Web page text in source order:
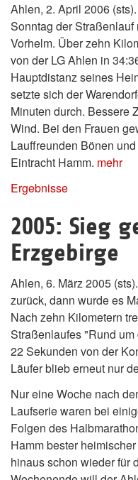
Ahlen, 2. April 2006
Sonntag der
Vorhelm. Über zehn
von der LG Ahlen in
Hauptdistanz seines
setzte sich der
Minuten durch. Bessere
Wind. Bei den Frauen
Lauffreunden Bönen
Eintracht Hamm. mehr
Ergebnisse
2005: Sieg
Erzgebirge
Ahlen, 6. März 2005
zurück, dann wurde es
Nach zehn Kilometern
Straßenlaufes "Rund
22 Sekunden von der
Läufer blieb erneut nur
Nur eine Woche nach
Laufserie waren bei
Folgen des
Hamm bester
hinaus schon wieder für